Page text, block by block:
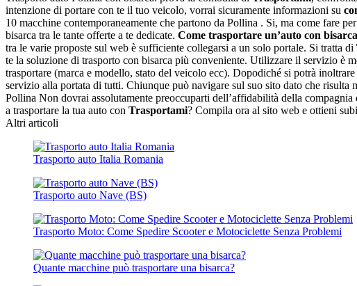
intenzione di portare con te il tuo veicolo, vorrai sicuramente informazioni su
10 macchine contemporaneamente che partono da Pollina . Si, ma come fare
bisarca tra le tante offerte a te dedicate. Come trasportare un’auto con
tra le varie proposte sul web è sufficiente collegarsi a un solo portale. Si tratta di
te la soluzione di trasporto con bisarca più conveniente. Utilizzare il servizio è
trasportare (marca e modello, stato del veicolo ecc). Dopodiché si potrà
servizio alla portata di tutti. Chiunque può navigare sul suo sito dato che
Pollina Non dovrai assolutamente preoccuparti dell’affidabilità della
a trasportare la tua auto con Trasportami? Compila ora al sito web e ottieni
Altri articoli
Trasporto auto Italia Romania
Trasporto auto Nave (BS)
Trasporto Moto: Come Spedire Scooter e Motociclette Senza Problemi
Quante macchine può trasportare una bisarca?